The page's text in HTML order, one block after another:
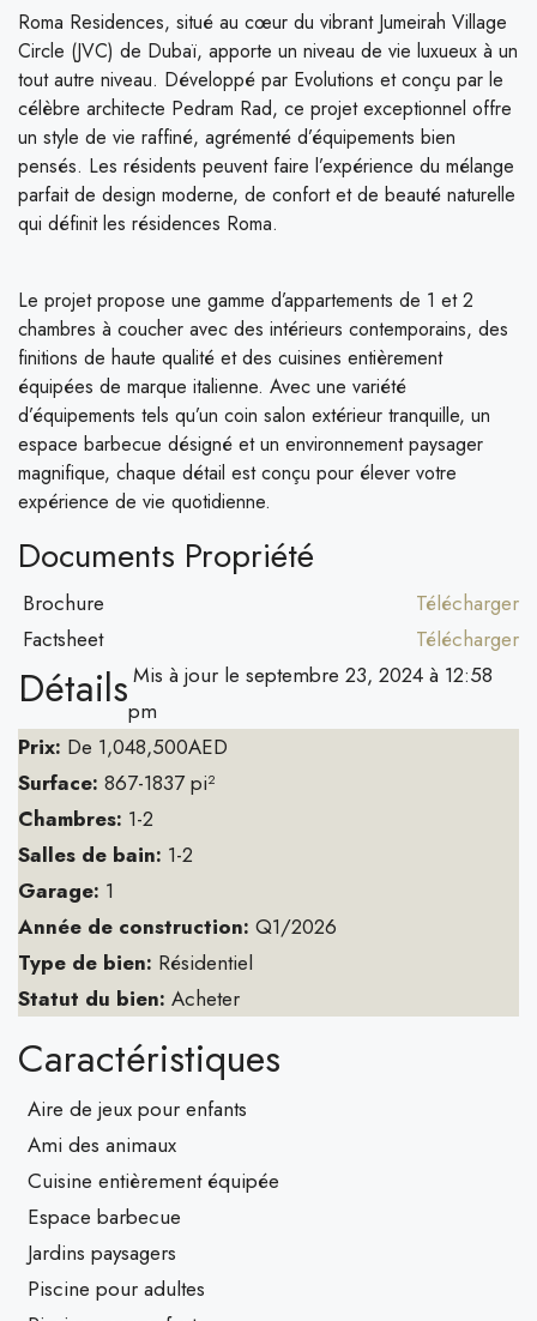
Roma Residences, situé au cœur du vibrant Jumeirah Village
Circle (JVC) de Dubaï, apporte un niveau de vie luxueux à un
tout autre niveau. Développé par Evolutions et conçu par le
célèbre architecte Pedram Rad, ce projet exceptionnel offre
un style de vie raffiné, agrémenté d’équipements bien
pensés. Les résidents peuvent faire l’expérience du mélange
parfait de design moderne, de confort et de beauté naturelle
qui définit les résidences Roma.
Le projet propose une gamme d’appartements de 1 et 2
chambres à coucher avec des intérieurs contemporains, des
finitions de haute qualité et des cuisines entièrement
équipées de marque italienne. Avec une variété
d’équipements tels qu’un coin salon extérieur tranquille, un
espace barbecue désigné et un environnement paysager
magnifique, chaque détail est conçu pour élever votre
expérience de vie quotidienne.
Documents Propriété
Brochure
Télécharger
Factsheet
Télécharger
Détails Mis à jour le septembre 23, 2024 à 12:58
pm
Prix: De 1,048,500AED
Surface: 867-1837 pi²
Chambres: 1-2
Salles de bain: 1-2
Garage: 1
Année de construction: Q1/2026
Type de bien: Résidentiel
Statut du bien: Acheter
Caractéristiques
Aire de jeux pour enfants
Ami des animaux
Cuisine entièrement équipée
Espace barbecue
Jardins paysagers
Piscine pour adultes